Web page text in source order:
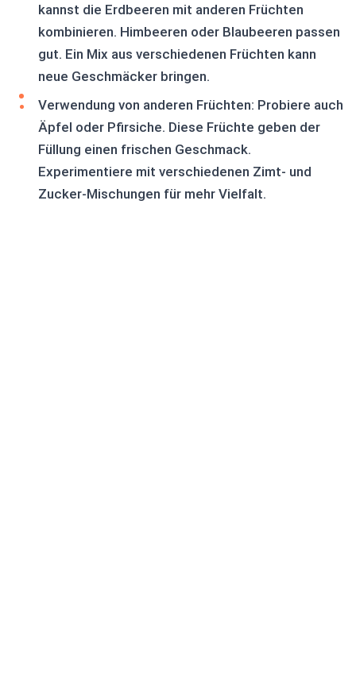
kannst die Erdbeeren mit anderen Früchten
kombinieren. Himbeeren oder Blaubeeren passen
gut. Ein Mix aus verschiedenen Früchten kann
neue Geschmäcker bringen.
Verwendung von anderen Früchten: Probiere auch
Äpfel oder Pfirsiche. Diese Früchte geben der
Füllung einen frischen Geschmack.
Experimentiere mit verschiedenen Zimt- und
Zucker-Mischungen für mehr Vielfalt.